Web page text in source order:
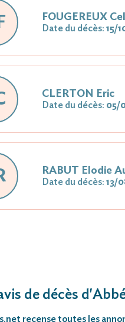
FOUGEREUX
Date du décès: 15/
CLERTON Eric
Date du décès: 05/
RABUT Elodie
Date du décès: 13/
de décès
recense toutes les